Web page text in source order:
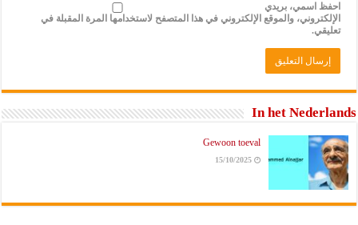
احفظ اسمي، بريدي
الإلكتروني، والموقع الإلكتروني في هذا المتصفح لاستخدامها المرة المقبلة في
تعليقي.
In het Nederlands
Gewoon toeval
15/10/2025